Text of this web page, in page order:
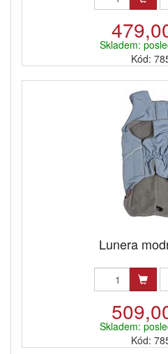
Skladem:
Kód:
Lunera
Skladem:
Kód: